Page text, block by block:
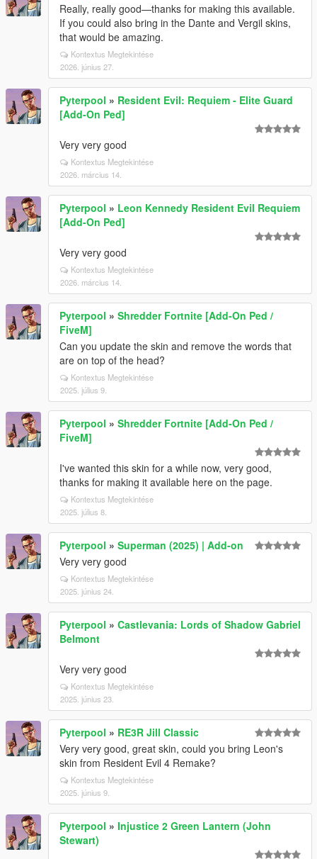
Really, really good—thanks for making this available.
If you could also bring in the Dante and Vergil skins,
that would be amazing.
Kontextus Megtekintése
2026. június 27.
Pyterpool » Resident Evil: Requiem - Elite Guard
[Add-On Ped]
Very very good
Kontextus Megtekintése
2026. március 14.
Pyterpool » Leon Kennedy Resident Evil Requiem
[Add-On Ped]
Very very good
Kontextus Megtekintése
2026. március 14.
Pyterpool » Shredder Fortnite [Add-On Ped /
FiveM]
Can you update the skin and remove the words that
are on top of the head?
Kontextus Megtekintése
2025. július 9.
Pyterpool » Shredder Fortnite [Add-On Ped /
FiveM]
I've wanted this skin for a while now, very good,
thanks for making it available here on the page.
Kontextus Megtekintése
2025. július 8.
Pyterpool » Superman (2025) | Add-on
Very very good
Kontextus Megtekintése
2025. június 24.
Pyterpool » Castlevania: Lords of Shadow Gabriel
Belmont
Very very good
Kontextus Megtekintése
2025. június 23.
Pyterpool » RE3R Jill Classic
Very very good, great skin, could you bring Leon's
skin from Resident Evil 4 Remake?
Kontextus Megtekintése
2025. június 9.
Pyterpool » Injustice 2 Green Lantern (John
Stewart)